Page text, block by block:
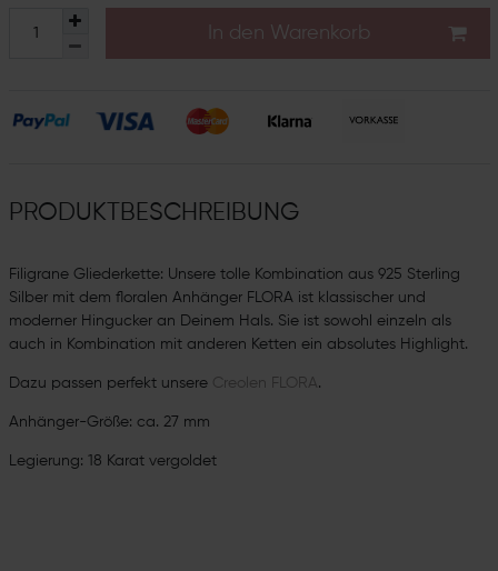
In den Warenkorb
PRODUKTBESCHREIBUNG
Filigrane Gliederkette: Unsere tolle Kombination aus 925 Sterling
Silber mit dem floralen Anhänger FLORA ist klassischer und
moderner Hingucker an Deinem Hals. Sie ist sowohl einzeln als
auch in Kombination mit anderen Ketten ein absolutes Highlight.
Dazu passen perfekt unsere Creolen FLORA.
Anhänger-Größe: ca. 27 mm
Legierung: 18 Karat vergoldet